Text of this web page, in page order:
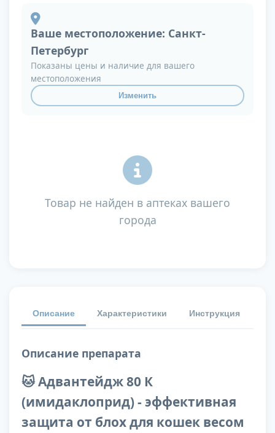
Ваше местоположение: Санкт-
Петербург
Показаны цены и наличие для вашего
местоположения
Изменить
Товар не найден в аптеках вашего
города
Описание Характеристики Инструкция
Описание препарата
🐱 Адвантейдж 80 К
(имидаклоприд) - эффективная
защита от блох для кошек весом